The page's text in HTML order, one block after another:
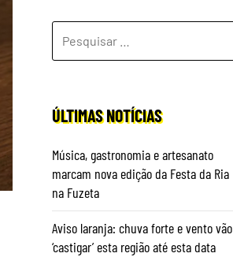
POR:
ÚLTIMAS NOTÍCIAS
Música, gastronomia e artesanato
marcam nova edição da Festa da Ria
na Fuzeta
Aviso laranja: chuva forte e vento vão
‘castigar’ esta região até esta data